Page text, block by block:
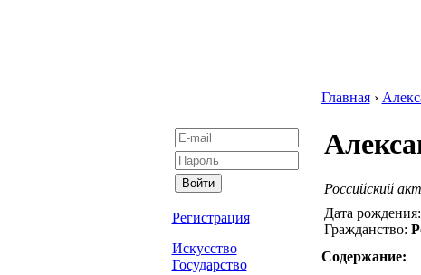
Регистрация
Искусство
Государство
Главная›
Российский
Дата рождения:
Гражданство:
Содержание: